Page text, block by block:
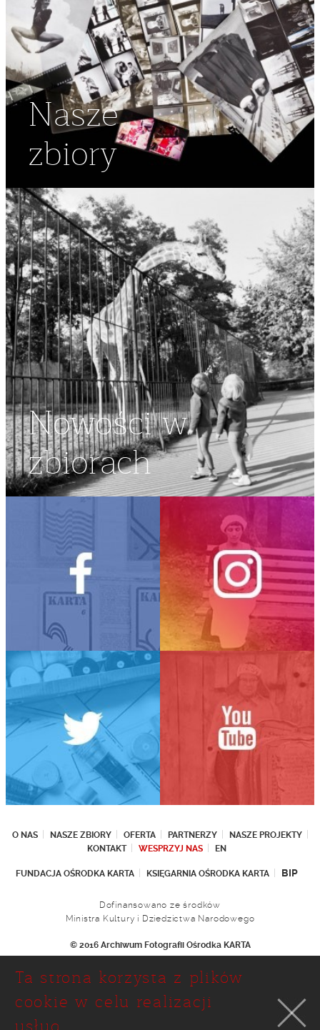
Nasze
zbiory
Nowości w
zbiorach
O NAS NASZE ZBIORY OFERTA PARTNERZY
NASZE PROJEKTY
KONTAKT
WESPRZYJ NAS EN
FUNDACJA OŚRODKA KARTA KSIĘGARNIA OŚRODKA KARTA BIP
Dofinansowano ze środków
Ministra Kultury i Dziedzictwa Narodowego
© 2016 Archiwum Fotografii Ośrodka KARTA
Ul. Narbutta 29
02-536 Warszawa
tel.: (+48 22) 646 36 90
Ta strona korzysta z plików
cookie w celu realizacji